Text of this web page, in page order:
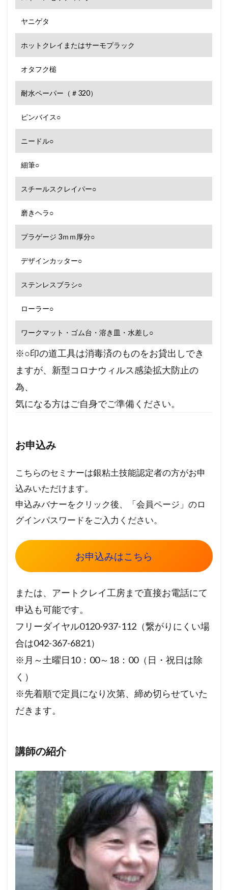
ヤニゲタ
ホットクレイまたはサーモプラック
オタフク槌
耐水ペーパー（＃320）
ピンバイス○
ニードル○
細筆○
スチールスクレイパー○
磨きヘラ○
プラゲージ 3ｍｍ厚分○
デザインカッター○
ステンレスブラシ○
ローラー○
ワークマット・ゴム台・溶き皿・水差し○
※○印の道工具は消毒済のものをお貸出しでき
ますが、新型コロナウィルス感染拡大防止の
為、
気になる方はご自身でご準備ください。
お申込み
こちらのセミナーは銀粘土技能認定者の方がお申
込みいただけます。
申込みバナーをクリック後、「会員ページ」のロ
グインパスワードをご入力ください。
お申込みはこちら
または、アートクレイ工房まで直接お電話にて
申込も可能です。
フリーダイヤル0120-937-112（繋がりにくい場
合は042-367-6821）
※月～土曜日10：00～18：00（日・祝日は除
く）
※先着順で定員になり次第、締め切らせていた
だきます。
講師の紹介